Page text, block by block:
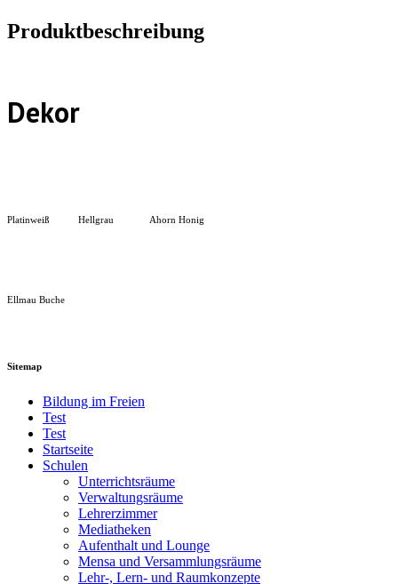
Produktbeschreibung
Dekor
Platinweiß Hellgrau Ahorn Honig
Ellmau Buche
Sitemap
Bildung im Freien
Test
Test
Startseite
Schulen
Unterrichtsräume
Verwaltungsräume
Lehrerzimmer
Mediatheken
Aufenthalt und Lounge
Mensa und Versammlungsräume
Lehr-, Lern- und Raumkonzepte